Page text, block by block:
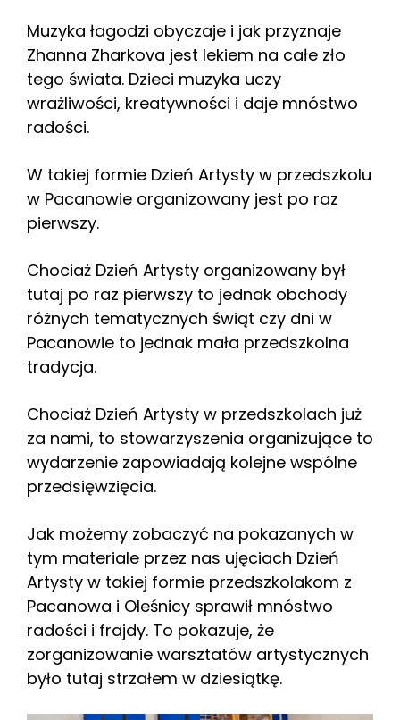
Muzyka łagodzi obyczaje i jak przyznaje
Zhanna Zharkova jest lekiem na całe zło
tego świata. Dzieci muzyka uczy
wrażliwości, kreatywności i daje mnóstwo
radości.
W takiej formie Dzień Artysty w przedszkolu
w Pacanowie organizowany jest po raz
pierwszy.
Chociaż Dzień Artysty organizowany był
tutaj po raz pierwszy to jednak obchody
różnych tematycznych świąt czy dni w
Pacanowie to jednak mała przedszkolna
tradycja.
Chociaż Dzień Artysty w przedszkolach już
za nami, to stowarzyszenia organizujące to
wydarzenie zapowiadają kolejne wspólne
przedsięwzięcia.
Jak możemy zobaczyć na pokazanych w
tym materiale przez nas ujęciach Dzień
Artysty w takiej formie przedszkolakom z
Pacanowa i Oleśnicy sprawił mnóstwo
radości i frajdy. To pokazuje, że
zorganizowanie warsztatów artystycznych
było tutaj strzałem w dziesiątkę.